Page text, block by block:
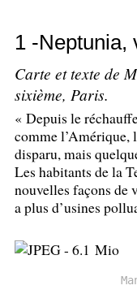
1 -Neptunia,
Carte et texte de
sixième, Paris.
« Depuis le
comme l’Amérique,
disparu, mais
Les habitants de la
nouvelles façons de
a plus d’usines